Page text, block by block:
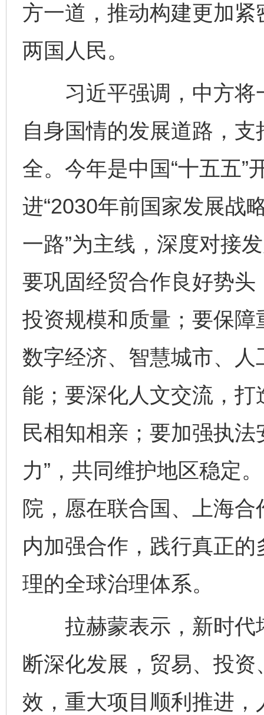
方一道，推动构建更加
两国人民。
习近平强调，中方将
自身国情的发展道路，
全。今年是中国“十五五”
进“2030年前国家发展战
一路”为主线，深度对接
要巩固经贸合作良好势
投资规模和质量；要保
数字经济、智慧城市、
能；要深化人文交流，
民相知相亲；要加强执
力”，共同维护地区稳定
院，愿在联合国、上海
内加强合作，践行真正
理的全球治理体系。
拉赫蒙表示，新时代
断深化发展，贸易、投
效，重大项目顺利推进